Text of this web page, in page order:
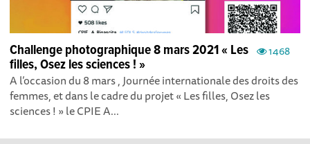
1468
Challenge photographique 8 mars 2021 « Les
filles, Osez les sciences ! »
A l’occasion du 8 mars , Journée internationale des droits des
femmes, et dans le cadre du projet « Les filles, Osez les
sciences ! » le CPIE A...